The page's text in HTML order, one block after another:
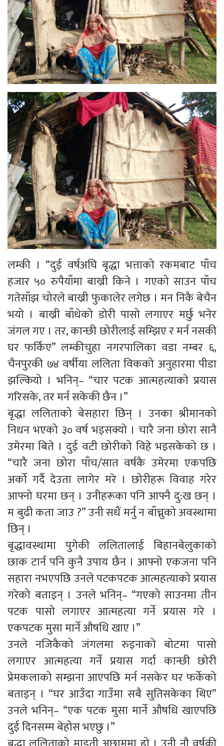
लम्की । “दुई वर्षअघि बृद्धा भत्ताको रकमबाट पाँच
हजार ५० रुपैयाँमा बाख्री किने । गएको साउन पाँच
गतेसाँझ चोरले बाख्री फुकालेर लगेछ । मन निकै बेचैन
भयो । बाख्री बाँधेको डोरी पासो लगाएर मर्छु भनेर
जंगल गए । तर, कान्छी छोरीलाई सम्झिए र मर्न नसकी
घर फर्किए” लम्कीचुहा नगरपालिका वडा नम्बर ६,
चैनपुरकी ७४ वर्षीया ललिता विकको अनुहारमा पीडा
झल्कियो । भनिन्– “चार पटक आत्महत्याको प्रयास
गरिसके, तर मर्न सकेकी छैन ।”
बृद्धा ललिताको बेसहारा छिन् । उनका श्रीमानको
निधन भएको ३० वर्ष भइसक्यो । चारै जना छोरा सानै
उमेरमा बिते । दुई वटी छोरीको विहे भइसकेको छ ।
“चारै जना छोरा पाँच/सात वर्षकै उमेरमा एकपछि
अर्को गर्दै देउता लागेर मरे । छोरीहरू विवाह गरेर
आफ्नो घरमा छन् । उनीहरूका पनि आफ्नै दु:ख छन् ।
म बुढी कता जाउ ?” उनी सधैं मर्नु न बाँच्नुको अवस्थामा
छिन् ।
बृद्धावस्थामा पुगेकी ललितालाई बिहानबेलुकाको
छाक टार्न पनि कुनै उपाय छैन । आफ्नो एकजना पनि
सहारा नभएपछि उनले पटकपटक आत्महत्याको प्रयास
गरेको बताइन् । उनले भनिन्– “गएको साउनमा तीन
पटक पासो लगाएर आत्महत्या गर्ने प्रयास गरे ।
एकपटक मुसा मार्ने औषधि खाए ।”
उनले नजिकैको जंगलमा रुइनाको बोटमा पासो
लगाएर आत्महत्या गर्ने प्रयास गर्दा कान्छी छोरी
प्रेमकलाको सम्झना आएपछि मर्न नसकेर घर फर्केको
बताइन् । “घर आउँदा गाउँमा सबै सुतिसकेका थिए”
उनले भनिन्– “एक पटक मुसा मार्ने औषधि खाएपछि
दुई दिनसम्म बेहोस भएछु ।”